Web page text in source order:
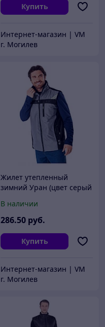
Купить
Интернет-магазин | VM
г. Могилев
Жилет утепленный
зимний Уран (цвет серый
В наличии
286.50 руб.
Купить
Интернет-магазин | VM
г. Могилев